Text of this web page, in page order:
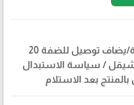
التوصيل خلال 72 ساعة/يضاف توصيل للضفة 20
30 الداخل 70 شيقل / سياسة الاستبدال
بعد الاستلام